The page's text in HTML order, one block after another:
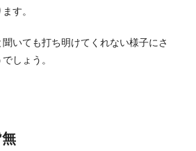
す。
聞いても打ち明けてくれない様子にさ
しょう。